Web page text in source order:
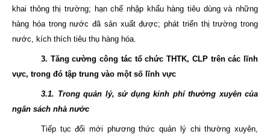
khai thông thị trường; hạn chế nhập khẩu hàng tiêu dùng và những
hàng hóa trong nước đã sản xuất được; phát triển thị trường trong
nước, kích thích tiêu thụ hàng hóa.
3. Tăng cường công tác tổ chức THTK, CLP trên các lĩnh
vực, trong đó tập trung vào một số lĩnh vực
3.1. Trong quản lý, sử dụng kinh phí thường xuyên của
ngân sách nhà nước
Tiếp tục đổi mới phương thức quản lý chi thường xuyên,